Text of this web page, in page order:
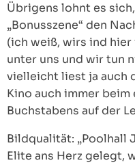
Übrigens lohnt es
„Bonusszene“ den
(ich weiß, wirs ind
unter uns und wir tun
vielleicht liest ja auch
Kino auch immer
Buchstabens auf der
Bildqualität: „Poolhall
Elite ans Herz gelegt,